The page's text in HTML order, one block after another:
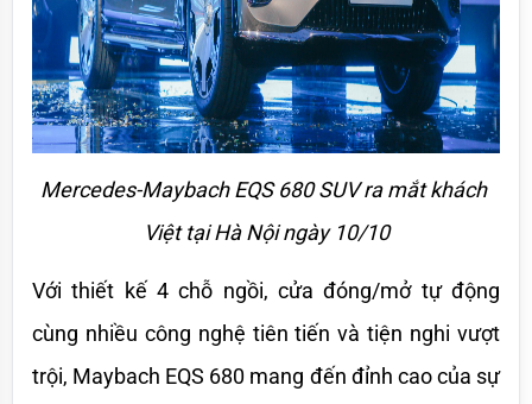
Mercedes-Maybach EQS 680 SUV ra mắt khách
Việt tại Hà Nội ngày 10/10
Với thiết kế 4 chỗ ngồi, cửa đóng/mở tự động
cùng nhiều công nghệ tiên tiến và tiện nghi vượt
trội, Maybach EQS 680 mang đến đỉnh cao của sự